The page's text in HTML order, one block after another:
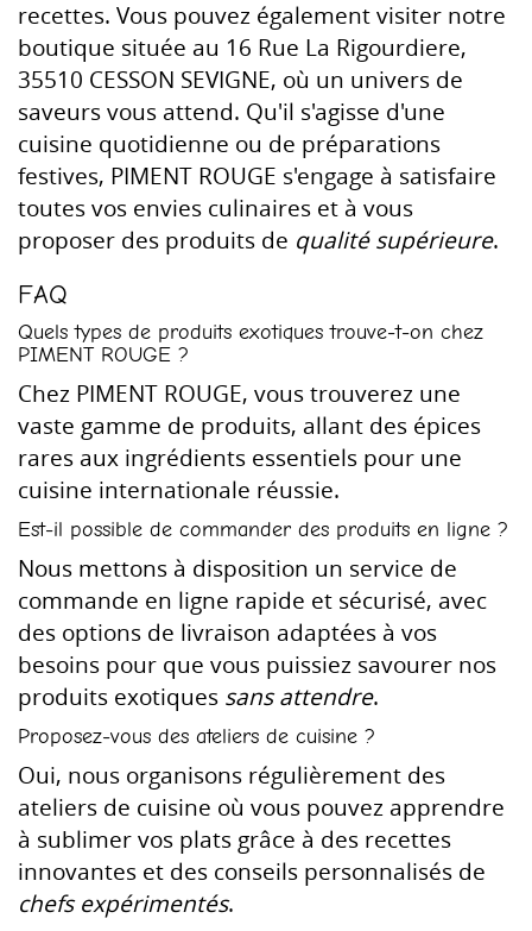
recettes. Vous pouvez également visiter notre
boutique située au 16 Rue La Rigourdiere,
35510 CESSON SEVIGNE, où un univers de
saveurs vous attend. Qu'il s'agisse d'une
cuisine quotidienne ou de préparations
festives, PIMENT ROUGE s'engage à satisfaire
toutes vos envies culinaires et à vous
proposer des produits de qualité supérieure.
FAQ
Quels types de produits exotiques trouve-t-on chez
PIMENT ROUGE ?
Chez PIMENT ROUGE, vous trouverez une
vaste gamme de produits, allant des épices
rares aux ingrédients essentiels pour une
cuisine internationale réussie.
Est-il possible de commander des produits en ligne ?
Nous mettons à disposition un service de
commande en ligne rapide et sécurisé, avec
des options de livraison adaptées à vos
besoins pour que vous puissiez savourer nos
produits exotiques sans attendre.
Proposez-vous des ateliers de cuisine ?
Oui, nous organisons régulièrement des
ateliers de cuisine où vous pouvez apprendre
à sublimer vos plats grâce à des recettes
innovantes et des conseils personnalisés de
chefs expérimentés.